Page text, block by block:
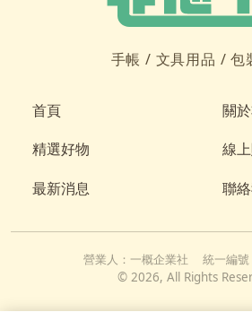
手帳 / 文具用品 /包
首頁
關
精選好物
線
最新消息
聯
營業人： 一概企業社 統一編號
© 2026, All Rights